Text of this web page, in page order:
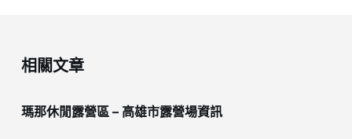
相關文章
瑪那休閒露營區 – 高雄市露營場資訊